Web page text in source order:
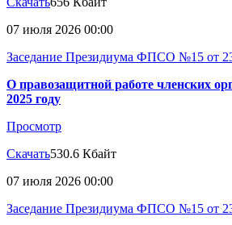
07 июля 2026 00:00
Заседание Президиума ФПСО №15 от 23
О правозащитной работе членских
2025 году
Просмотр
Скачать530.6 Кбайт
07 июля 2026 00:00
Заседание Президиума ФПСО №15 от 23